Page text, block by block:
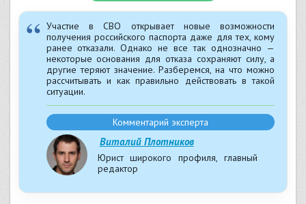
Участие в СВО открывает новые возможности
получения российского паспорта даже для тех, кому
ранее отказали. Однако не все так однозначно —
некоторые основания для отказа сохраняют силу, а
другие теряют значение. Разберемся, на что можно
рассчитывать и как правильно действовать в такой
ситуации.
Виталий Плотников
Юрист широкого профиля, главный
редактор
Комментарий эксперта